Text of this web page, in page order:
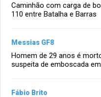
Caminhão com carga de
110 entre Batalha e Barras
Messias GF8
Homem de 29 anos é
suspeita de emboscada
Fábio Brito